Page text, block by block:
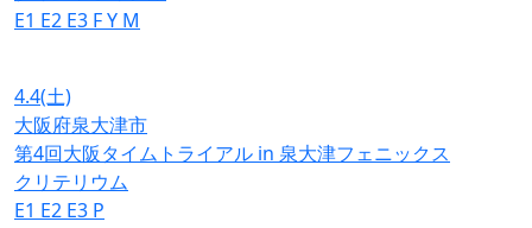
E1 E2 E3 FY M
4.4(土)
大阪府泉大津市
第4回大阪タイムトライアル in 泉大津フェニックス
クリテリウム
E1 E2 E3 P